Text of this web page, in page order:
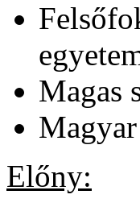
Magas
Előny: